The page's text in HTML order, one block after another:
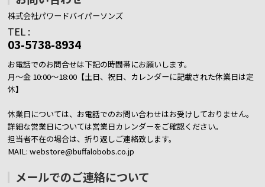
株式会社パワードバイパーソンズ
TEL :
03-5738-8934
お電話でのお問合せは下記の時間帯にお願いします。
月～金 10:00～18:00【土日、祝日、カレンダーに記載された休業日は定
休】
休業日については、お電話でのお問い合わせはお受けしておりません。
詳細な営業日については営業日カレンダーをご確認ください。
担当者不在の場合は、折り返しご連絡致します。
MAIL: webstore@buffalobobs.co.jp
メールでのご連絡について